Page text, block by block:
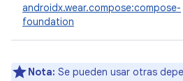
androidx.wear.compose:compose-
foundation
Nota: Se pueden usar otras